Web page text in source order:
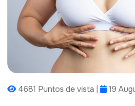
4681 Puntos de vista | 19